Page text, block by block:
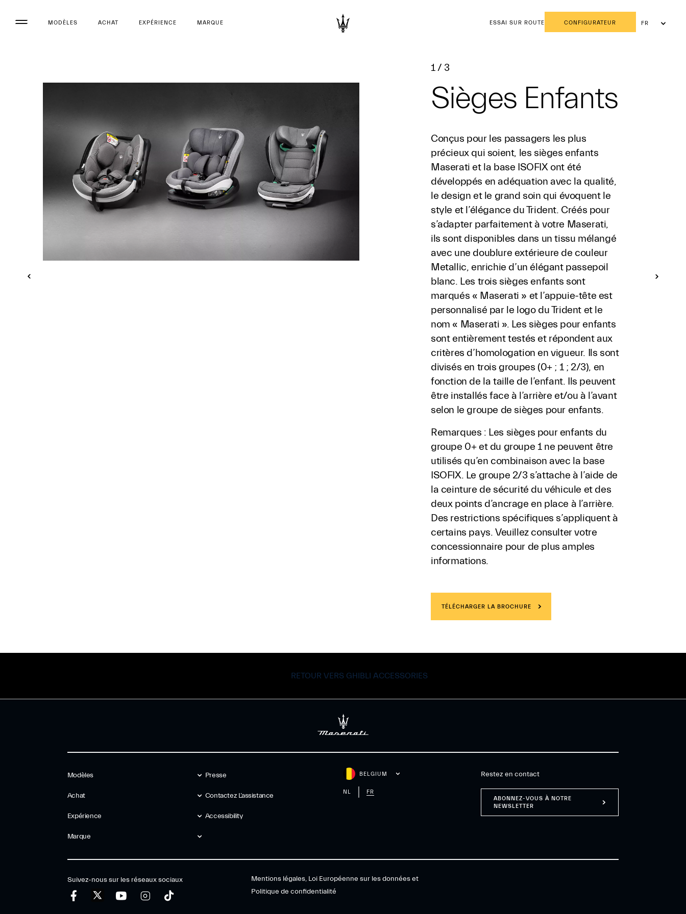
MODÈLES ACHAT EXPÉRIENCE MARQUE ESSAI SUR ROUTE CONFIGURATEUR
FR
1 / 3
Sièges Enfants
Conçus pour les passagers les plus
précieux qui soient, les sièges enfants
Maserati et la base ISOFIX ont été
développés en adéquation avec la qualité,
le design et le grand soin qui évoquent le
style et l’élégance du Trident. Créés pour
s’adapter parfaitement à votre Maserati,
ils sont disponibles dans un tissu mélangé
avec une doublure extérieure de couleur
Metallic, enrichie d’un élégant passepoil
blanc. Les trois sièges enfants sont
marqués « Maserati » et l’appuie-tête est
personnalisé par le logo du Trident et le
nom « Maserati ». Les sièges pour enfants
sont entièrement testés et répondent aux
critères d’homologation en vigueur. Ils sont
divisés en trois groupes (0+ ; 1 ; 2/3), en
fonction de la taille de l’enfant. Ils peuvent
être installés face à l’arrière et/ou à l’avant
selon le groupe de sièges pour enfants.
Remarques : Les sièges pour enfants du
groupe 0+ et du groupe 1 ne peuvent être
utilisés qu’en combinaison avec la base
ISOFIX. Le groupe 2/3 s’attache à l’aide de
la ceinture de sécurité du véhicule et des
deux points d’ancrage en place à l’arrière.
Des restrictions spécifiques s’appliquent à
certains pays. Veuillez consulter votre
concessionnaire pour de plus amples
informations.
TÉLÉCHARGER LA BROCHURE
RETOUR VERS GHIBLI ACCESSORIES
Modèles
Achat
Expérience
Marque
Presse
Contactez L’assistance
Accessibility
BELGIUM
NL FR
Restez en contact
ABONNEZ-VOUS À NOTRE
NEWSLETTER
Suivez-nous sur les réseaux sociaux
Mentions légales, Loi Européenne sur les données et
Politique de confidentialité